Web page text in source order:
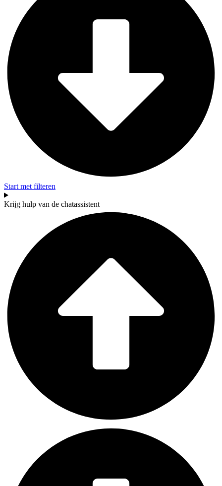
Start met filteren
Krijg hulp van de chatassistent